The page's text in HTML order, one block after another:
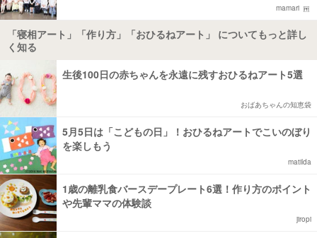
mamari
「寝相アート」「作り方」「おひるねアート」 についてもっと詳し
く知る
生後100日の赤ちゃんを永遠に残すおひるねアート5選
おばあちゃんの知恵袋
5月5日は「こどもの日」！おひるねアートでこいのぼり
を楽しもう
matilda
1歳の離乳食バースデープレート6選！作り方のポイント
や先輩ママの体験談
jiropi